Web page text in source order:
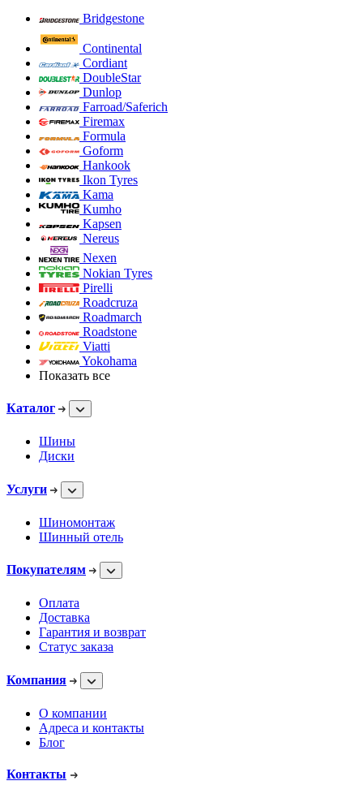
Bridgestone
Continental
Cordiant
DoubleStar
Dunlop
Farroad/Saferich
Firemax
Formula
Goform
Hankook
Ikon Tyres
Kama
Kumho
Kapsen
Nereus
Nexen
Nokian Tyres
Pirelli
Roadcruza
Roadmarch
Roadstone
Viatti
Yokohama
Показать все
Каталог
Шины
Диски
Услуги
Шиномонтаж
Шинный отель
Покупателям
Оплата
Доставка
Гарантия и возврат
Статус заказа
Компания
О компании
Адреса и контакты
Блог
Контакты